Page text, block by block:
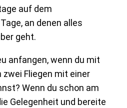
anfangen, wenn du mit
Fliegen mit einer
Wenn du schon am
Gelegenheit und bereite